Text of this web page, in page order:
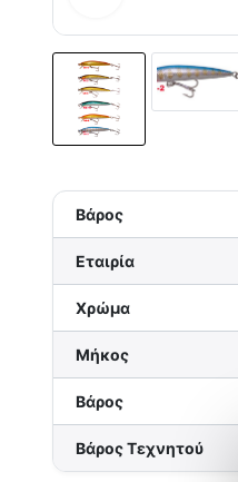
Βάρος
Εταιρία
Χρώμα
Μήκος
Βάρος
Βάρος Τεχνητού